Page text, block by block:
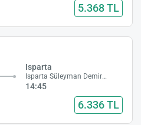
5.368 TL
Isparta
Isparta Süleyman Demirel Havalimanı
14:45
6.336 TL